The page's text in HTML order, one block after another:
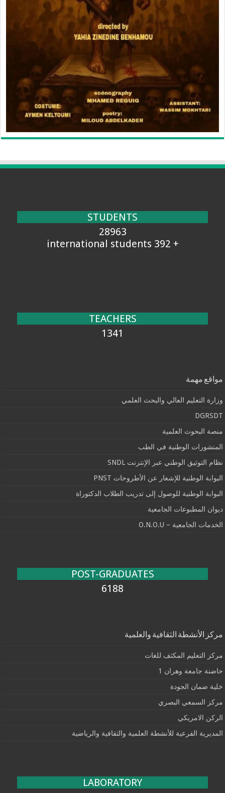
STUDENTS
28963
+ 392 international students
TEACHERS
1341
مواقع مهمة
وزارة التعليم العالي والبحث العلمي
DGRSDT
منصة البحوث العلمية
المنشورات الوطنية في الطب
نظام التوثيق الوطني عبر الإنترنت SNDL
البوابة الوطنية للإشعار عن الأطروحات PNST
البوابة الوطنية للوصول إلى تدريب الطلاب الدكتوراة
ديوان المطبوعات الجامعية
الخدمات الجامعية – O.N.O.U
POST-GRADUATES
6188
مركز الأنشطة الثقافية والعلمية
مركز التعليم المكثف للغات
حاضنة جامعة وهران 1
خلية ضمان الجودة
مركز السمعي البصري
الركن الامريكي
المديرية الفرعية للأنشطة العلمية والثقافية والرياضية
LABORATORY